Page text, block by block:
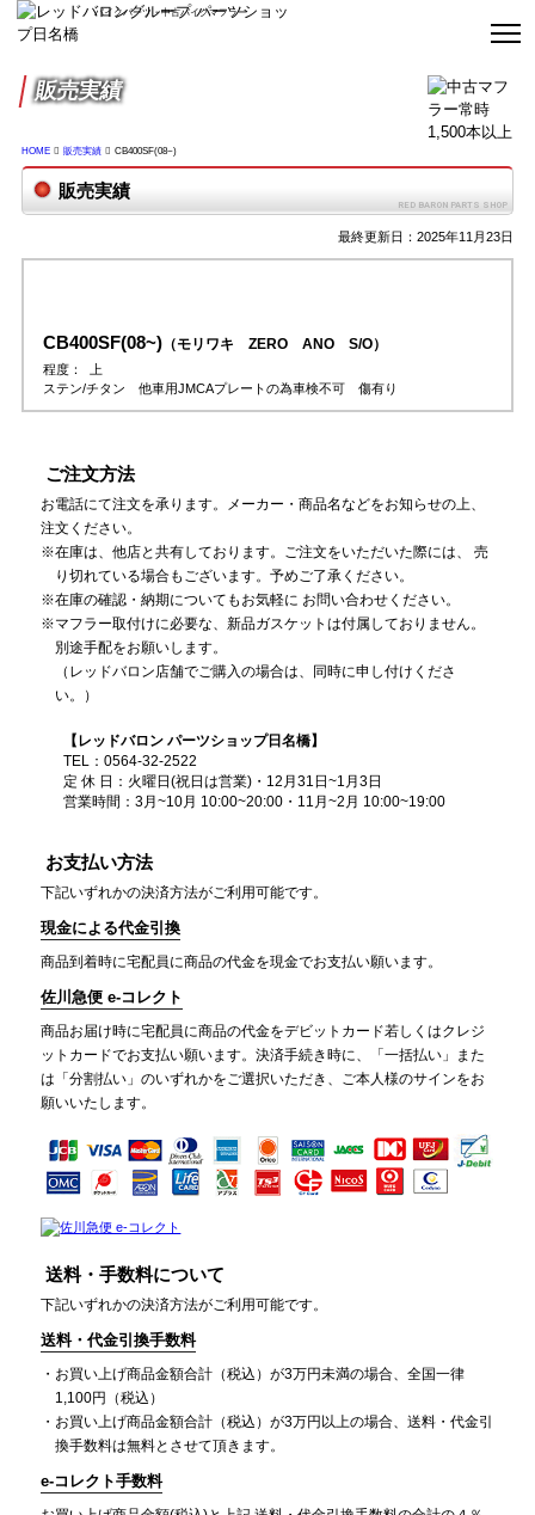
バイクパーツ・中古バイクマフラー
販売実績
HOME 販売実績 CB400SF(08~)
販売実績
最終更新日：2025年11月23日
CB400SF(08~) （モリワキ ZERO ANO S/O）
程度：
上
ステン/チタン 他車用JMCAプレートの為車検不可 傷有り
ご注文方法
お電話にて注文を承ります。メーカー・商品名などをお知らせの上、
注文ください。
在庫は、他店と共有しております。ご注文をいただいた際には、 売
り切れている場合もございます。予めご了承ください。
在庫の確認・納期についてもお気軽に お問い合わせください。
マフラー取付けに必要な、新品ガスケットは付属しておりません。
別途手配をお願いします。
（レッドバロン店舗でご購入の場合は、同時に申し付けくださ
い。）
【レッドバロン パーツショップ日名橋】
TEL：0564-32-2522
定 休 日：火曜日(祝日は営業)・12月31日~1月3日
営業時間：3月~10月 10:00~20:00・11月~2月 10:00~19:00
お支払い方法
下記いずれかの決済方法がご利用可能です。
現金による代金引換
商品到着時に宅配員に商品の代金を現金でお支払い願います。
佐川急便 e-コレクト
商品お届け時に宅配員に商品の代金をデビットカード若しくはクレジ
ットカードでお支払い願います。決済手続き時に、「一括払い」また
は「分割払い」のいずれかをご選択いただき、ご本人様のサインをお
願いいたします。
送料・手数料について
下記いずれかの決済方法がご利用可能です。
送料・代金引換手数料
お買い上げ商品金額合計（税込）が3万円未満の場合、全国一律
1,100円（税込）
お買い上げ商品金額合計（税込）が3万円以上の場合、送料・代金引
換手数料は無料とさせて頂きます。
e-コレクト手数料